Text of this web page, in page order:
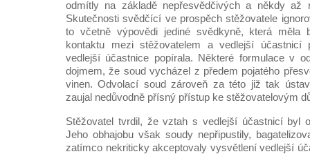
odmítly na základě nepřesvědčivých a někdy až
Skutečnosti svědčící ve prospěch stěžovatele
to včetně výpovědi jediné svědkyně, která měla
kontaktu mezi stěžovatelem a vedlejší
vedlejší účastnice popírala. Některé formulace v
dojmem, že soud vycházel z předem pojatého
vinen. Odvolací soud zároveň za této již tak
zaujal nedůvodně přísný přístup ke stěžovatelovým
Stěžovatel tvrdil, že vztah s vedlejší účastnicí byl
Jeho obhajobu však soudy nepřipustily,
zatímco nekriticky akceptovaly vysvětlení vedlejší